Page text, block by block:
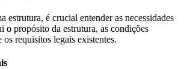
estrutura, é crucial entender as necessidades
o propósito da estrutura, as condições
requisitos legais existentes.